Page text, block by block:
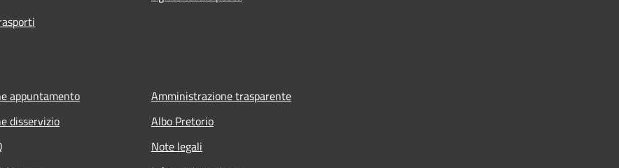
appuntamento
disservizio
Amministrazione trasparente
Albo Pretorio
Note legali